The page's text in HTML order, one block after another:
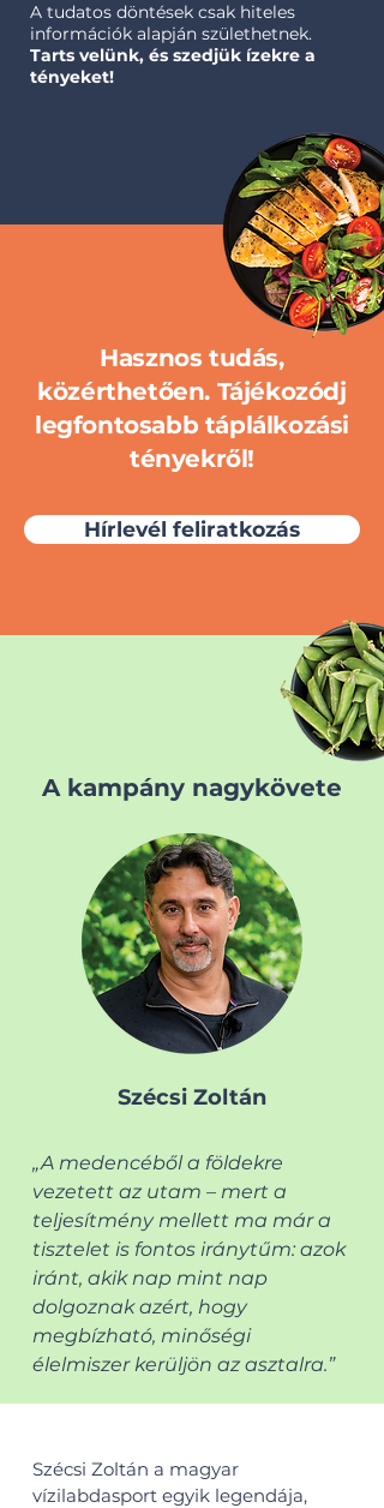
A tudatos döntések csak hiteles
információk alapján születhetnek.
Tarts velünk, és szedjük ízekre a
tényeket!
Hasznos tudás,
közérthetően. Tájékozódj
legfontosabb táplálkozási
tényekről!
Hírlevél feliratkozás
A kampány nagykövete
Szécsi Zoltán
​„A medencéből a földekre
vezetett az utam – mert a
teljesítmény mellett ma már a
tisztelet is fontos iránytűm: azok
iránt, akik nap mint nap
dolgoznak azért, hogy
megbízható, minőségi
élelmiszer kerüljön az asztalra.”
Szécsi Zoltán a magyar
vízilabdasport egyik legendája,